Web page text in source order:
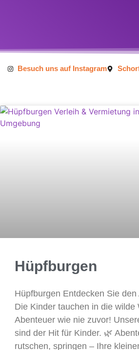
Besuch uns auf Instagram
Hüpfburgen
Hüpfburgen Entdecken Sie
Die Kinder tauchen in die wilde
Abenteuer wie nie zuvor!
sind der Hit für Kinder. 🌿
rutschen, springen – Ihre